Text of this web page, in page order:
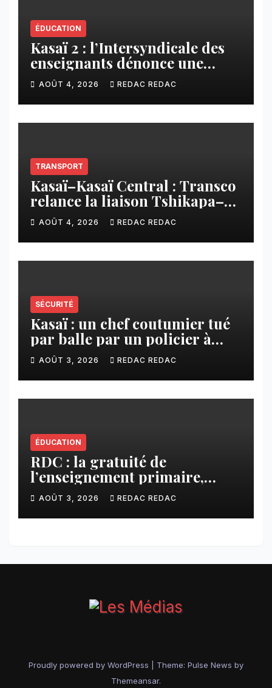
ÉDUCATION
Kasaï 2 : l’Intersyndicale des
enseignants dénonce une
contribution financière
imposée aux écoles de la
CNCA
AOÛT 4, 2026 REDAC REDAC
TRANSPORT
Kasaï–Kasaï Central : Transco
relance la liaison Tshikapa–
Tshiamu pour faciliter les
échanges
AOÛT 4, 2026 REDAC REDAC
SÉCURITÉ
Kasaï : un chef coutumier tué
par balle par un policier à
Kamuesha, la tension monte
AOÛT 3, 2026 REDAC REDAC
ÉDUCATION
RDC : la gratuité de
l’enseignement primaire,
vision phare du Président
Félix Tshisekedi réaffirmée
par une circulaire du
AOÛT 3, 2026 REDAC REDAC
Proudly powered by WordPress Theme: Pulse News by
Themeansar.